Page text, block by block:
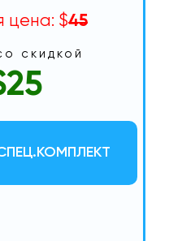
скидкой
цена: $45